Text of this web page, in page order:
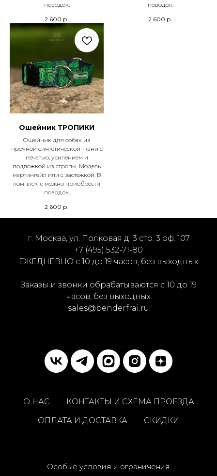
поводок.
2 600 р.
поводок.
2 600 р.
Ошейник ТРОПИКИ
Ошейник для собак из
прочной синтетической ткани с
печатью, усилением и
подложкой из стропы. Модель
мартингейл или с застежкой. В
комплекте можно приобрести
поводок.
2 600 р.
г. Москва, ул. Полковая д. 3 стр. 3 оф. 107
+7 (495) 532-71-80
ЕЖЕДНЕВНО с 10 до 19 часов, без выходных
Заказы и звонки обрабатываются с 10 до 19
часов, без выходных
sales@benderfrai.ru
О НАС КОНТАКТЫ И СХЕМА ПРОЕЗДА
ОПЛАТА И ДОСТАВКА СКИДКИ
Особые условия и ограничения